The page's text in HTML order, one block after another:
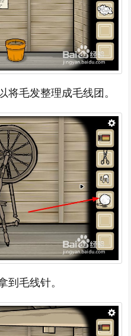
将毛发整理成毛线团。
到毛线针。